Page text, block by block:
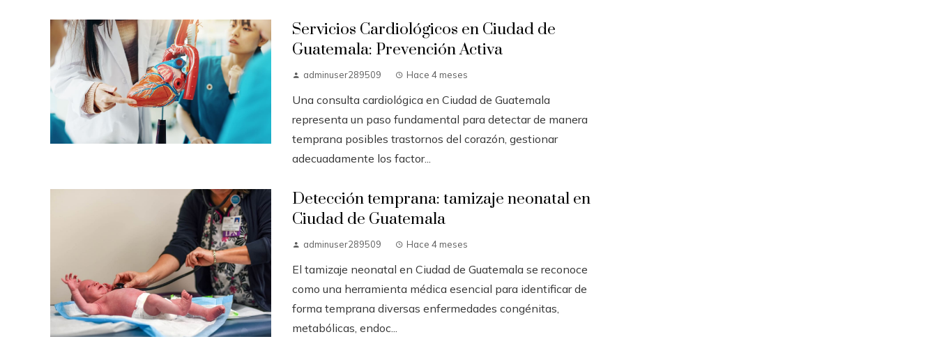
Servicios Cardiológicos en Ciudad de
Guatemala: Prevención Activa
adminuser289509 Hace 4 meses
Una consulta cardiológica en Ciudad de Guatemala
representa un paso fundamental para detectar de manera
temprana posibles trastornos del corazón, gestionar
adecuadamente los factor...
Detección temprana: tamizaje neonatal en
Ciudad de Guatemala
adminuser289509 Hace 4 meses
El tamizaje neonatal en Ciudad de Guatemala se reconoce
como una herramienta médica esencial para identificar de
forma temprana diversas enfermedades congénitas,
metabólicas, endoc...